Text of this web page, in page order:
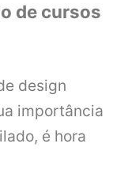
de cursos
design
importância
é hora